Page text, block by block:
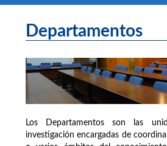
Departamentos
Los Departamentos son las
investigación encargadas de